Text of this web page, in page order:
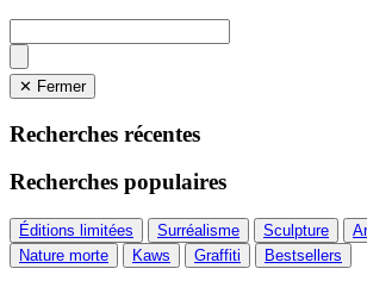
✕ Fermer
Recherches récentes
Recherches populaires
Éditions limitées Surréalisme Sculpture
Nature morte
Kaws Graffiti Bestsellers